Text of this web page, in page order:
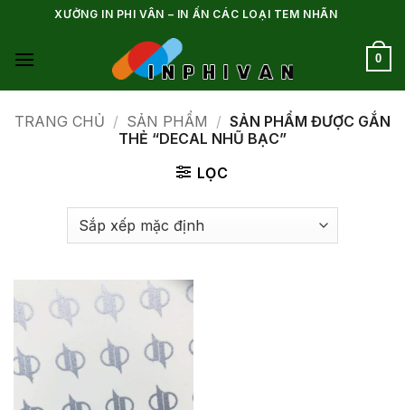
nội
XƯỞNG IN PHI VÂN – IN ẤN CÁC LOẠI TEM NHÃN
0
TRANG CHỦ / SẢN PHẨM / SẢN PHẨM ĐƯỢC GẮN
THẺ “DECAL NHŨ BẠC”
LỌC